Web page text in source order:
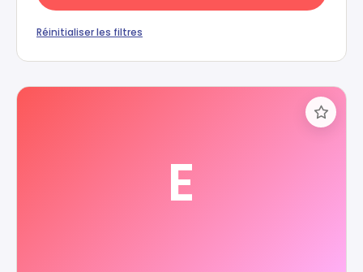
Réinitialiser les filtres
E